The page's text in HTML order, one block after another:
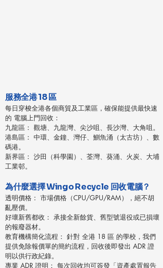
服務全港 18 區
每日穿梭全港各個商貿及工業區，確保能提供最快速
的 電腦上門回收：
九龍區： 觀塘、九龍灣、尖沙咀、長沙灣、大角咀。
港島區： 中環、金鐘、灣仔、鰂魚涌（太古坊）、數
碼港。
新界區： 沙田（科學園）、荃灣、葵涌、火炭、大埔
工業邨。
為什麼選擇 Wingo Recycle 回收電腦？
透明價格： 市場價格（CPU/GPU/RAM），絕不胡
亂壓價。
好壞新舊都收： 承接全新餘貨、舊型號退役或已損壞
的報廢器材。
教育機構簡化流程： 針對 全港 18 區 的學校，我們
提供免除報價單的簡約流程，回收後即發出 ADR 證
明以供行政紀錄。
專業 ADR 證明： 每次回收均可簽發「資產處置報告